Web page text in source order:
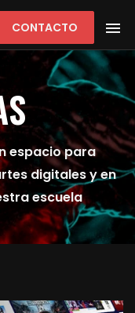
CONTACTO
espacio para
digitales y en
escuela